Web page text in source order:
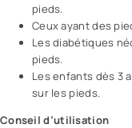
pieds.
Ceux ayant des
Les diabétiques
pieds.
Les enfants dès 3
sur les pieds.
Conseil d’utilisation